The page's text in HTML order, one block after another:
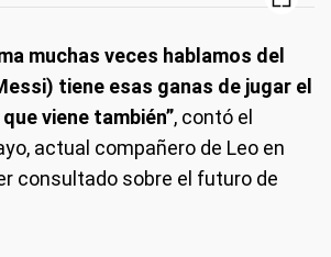
muchas veces hablamos del
tiene esas ganas de jugar el
viene también”, contó el
actual compañero de Leo en
consultado sobre el futuro de